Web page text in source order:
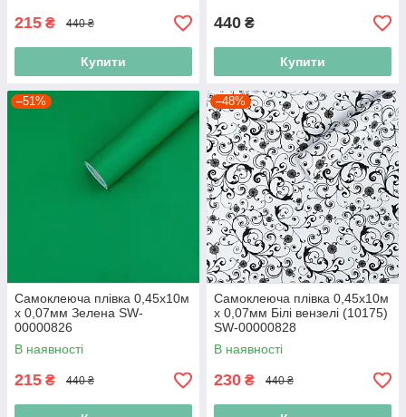
215 ₴ 440 ₴
Купити
440 ₴
Купити
–51%
Самоклеюча плівка 0,45х10м
х 0,07мм Зелена SW-
00000826
В наявності
215 ₴ 440 ₴
–48%
Самоклеюча плівка 0,45х10м
х 0,07мм Білі вензелі (10175)
SW-00000828
В наявності
230 ₴ 440 ₴